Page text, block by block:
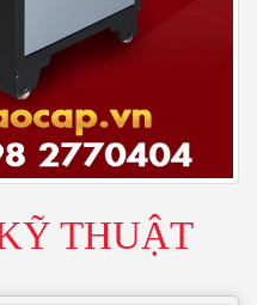
THUẬT